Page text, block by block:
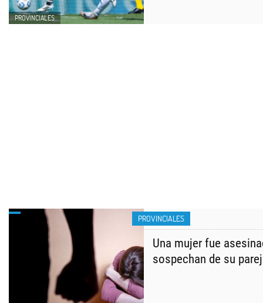
PROVINCIALES
PROVINCIALES
Una mujer fue
sospechan de su